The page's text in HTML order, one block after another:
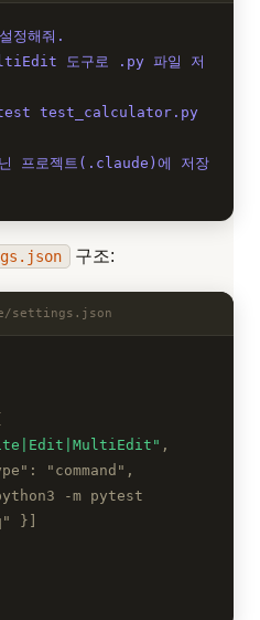
정해줘.
도구로 .py 파일 저
test_calculator.py
프로젝트(.claude)에 저장
구조:
settings.json
,
"command",
-m pytest
}]